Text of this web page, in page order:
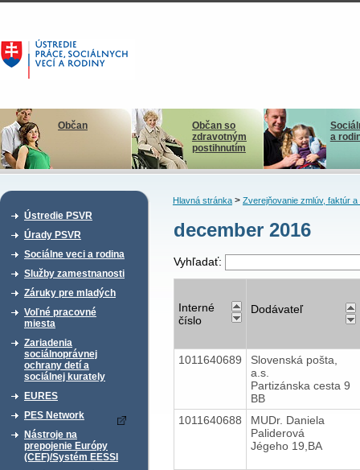
Občan
Občan so
zdravotným
postihnutím
a
Ústredie PSVR
Úrady PSVR
Sociálne veci a rodina
Služby zamestnanosti
Záruky pre mladých
Voľné pracovné
miesta
Zariadenia
sociálnoprávnej
ochrany detí a
sociálnej kurately
EURES
PES Network
Nástroje na
prepojenie Európy
(CEF)/Systém EESSI
Hlavná stránka> Zverejňovanie zmlúv, faktúr a
december 2016
Vyhľadať:
Interné
číslo
Dodávateľ
1011640689
Slovenská pošta,
a.s.
Partizánska cesta 9
BB
1011640688
MUDr. Daniela
Paliderová
Jégeho 19,BA